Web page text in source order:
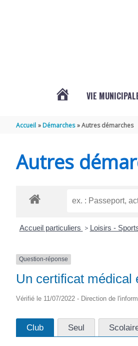
VIE
Accueil Démarches Autres démarches
Autres
Accueil particuliers > Loisirs -
Question-réponse
Un certificat médical
Vérifié le 11/07/2022 - Direction de
Club Seul